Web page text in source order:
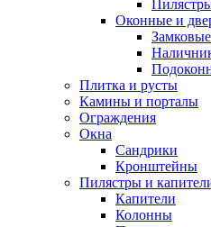
Оконные и
Плитка и русты
Камины и порталы
Ограждения
Окна
Сандрики
Кронштейны
Пилястры и
Капители
Колонны